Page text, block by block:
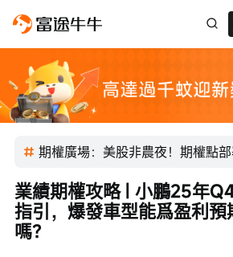
期權廣場：美股非農夜！期權點部
業績期權攻略 | 小鵬25年
指引，爆發車型能爲盈利預
嗎？